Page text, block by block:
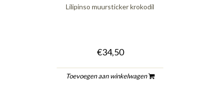
Lilipinso muursticker krokodil
€34,50
Toevoegen aan winkelwagen